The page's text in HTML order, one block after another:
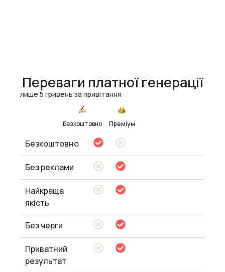
Переваги платної генерації
лише 5 гривень за привітання
Безкоштовно Преміум
Безкоштовно
Без реклами
Найкраща
якість
Без черги
Приватний
результат